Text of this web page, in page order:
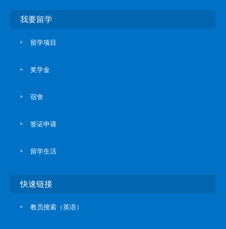
我要留学
留学项目
奖学金
宿舍
签证申请
留学生活
快速链接
教员搜索（英语）